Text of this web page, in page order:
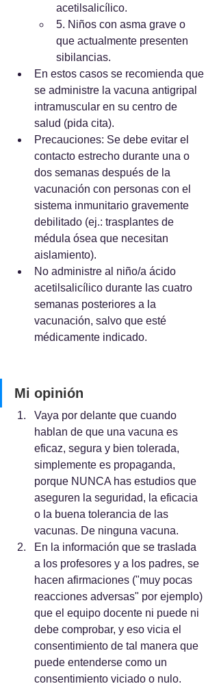
acetilsalicílico.
5. Niños con asma grave o
que actualmente presenten
sibilancias.
En estos casos se recomienda que
se administre la vacuna antigripal
intramuscular en su centro de
salud (pida cita).
Precauciones: Se debe evitar el
contacto estrecho durante una o
dos semanas después de la
vacunación con personas con el
sistema inmunitario gravemente
debilitado (ej.: trasplantes de
médula ósea que necesitan
aislamiento).
No administre al niño/a ácido
acetilsalicílico durante las cuatro
semanas posteriores a la
vacunación, salvo que esté
médicamente indicado.
Mi opinión
Vaya por delante que cuando
hablan de que una vacuna es
eficaz, segura y bien tolerada,
simplemente es propaganda,
porque NUNCA has estudios que
aseguren la seguridad, la eficacia
o la buena tolerancia de las
vacunas. De ninguna vacuna.
En la información que se traslada
a los profesores y a los padres, se
hacen afirmaciones ("muy pocas
reacciones adversas" por ejemplo)
que el equipo docente ni puede ni
debe comprobar, y eso vicia el
consentimiento de tal manera que
puede entenderse como un
consentimiento viciado o nulo.